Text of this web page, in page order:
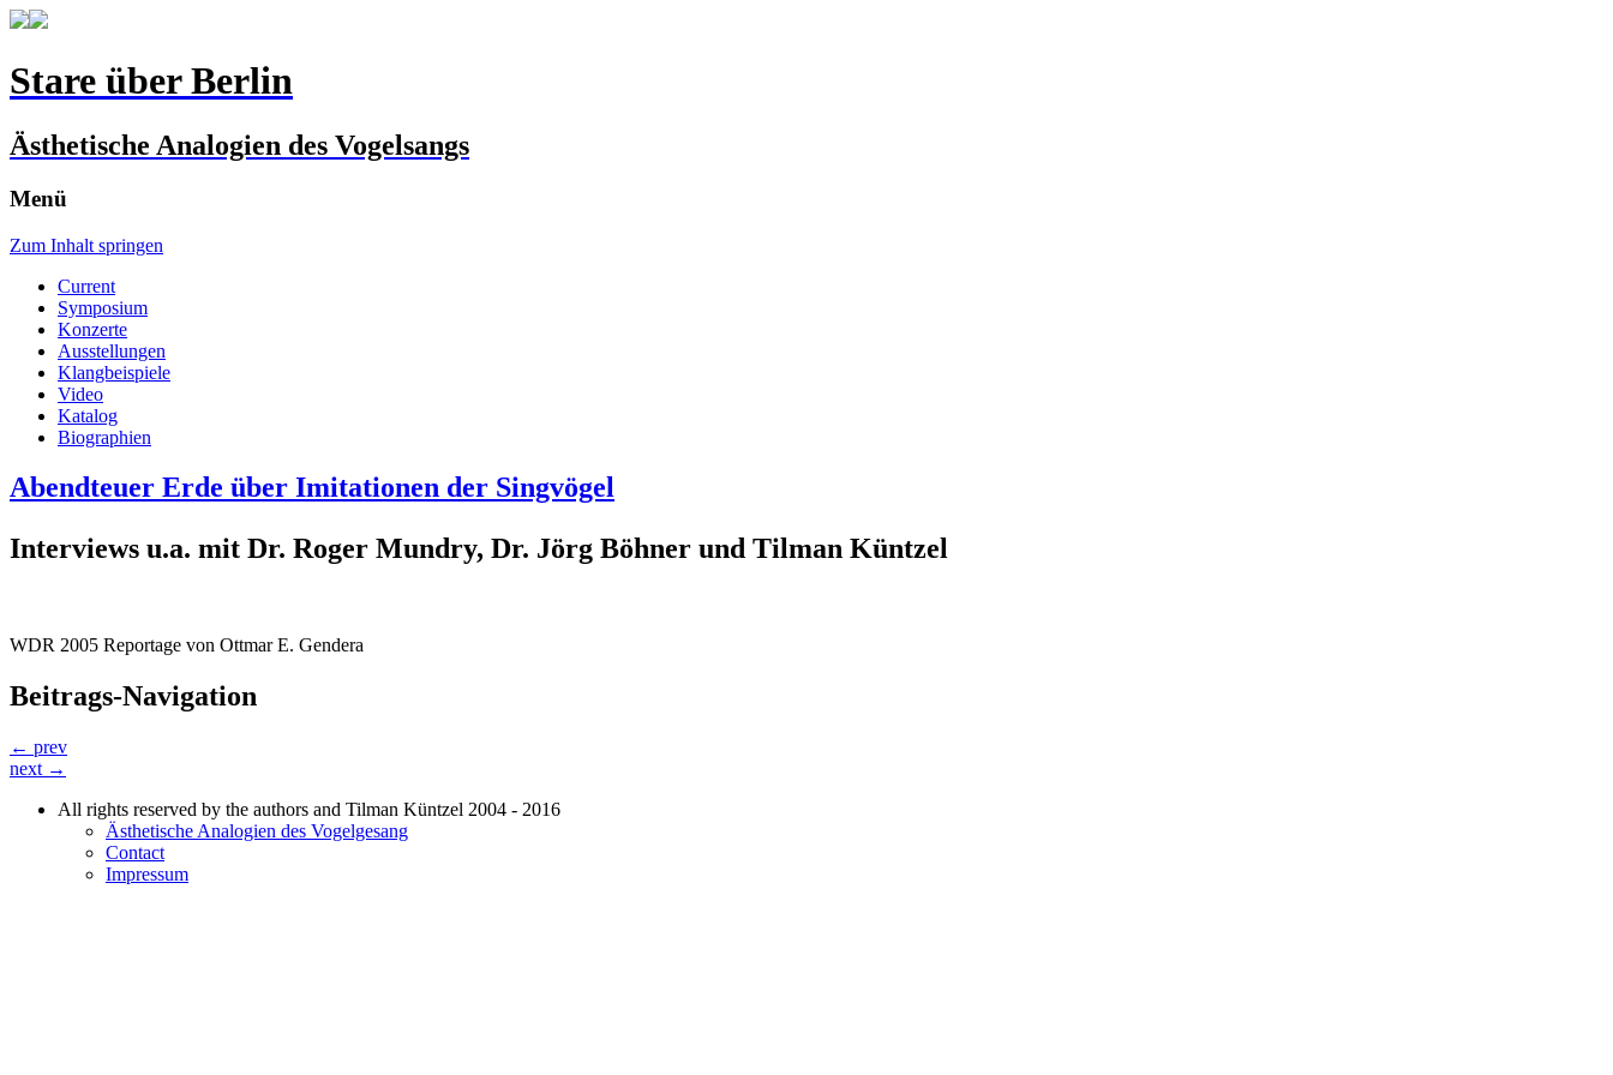
Stare über Berlin
Ästhetische Analogien des Vogelsangs
Menü
Zum Inhalt springen
Current
Symposium
Konzerte
Ausstellungen
Klangbeispiele
Video
Katalog
Biographien
Abendteuer Erde über Imitationen der Singvögel
Interviews u.a. mit Dr. Roger Mundry, Dr. Jörg Böhner und Tilman Küntzel
WDR 2005 Reportage von Ottmar E. Gendera
Beitrags-Navigation
← prev
next →
All rights reserved by the authors and Tilman Küntzel 2004 - 2016
Ästhetische Analogien des Vogelgesang
Contact
Impressum